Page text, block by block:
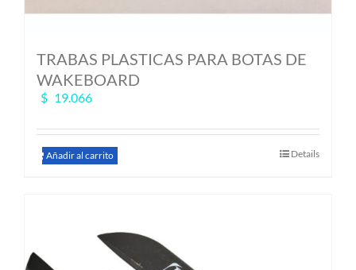
TRABAS PLASTICAS PARA BOTAS DE
WAKEBOARD
$ 19.066
Añadir al carrito Details